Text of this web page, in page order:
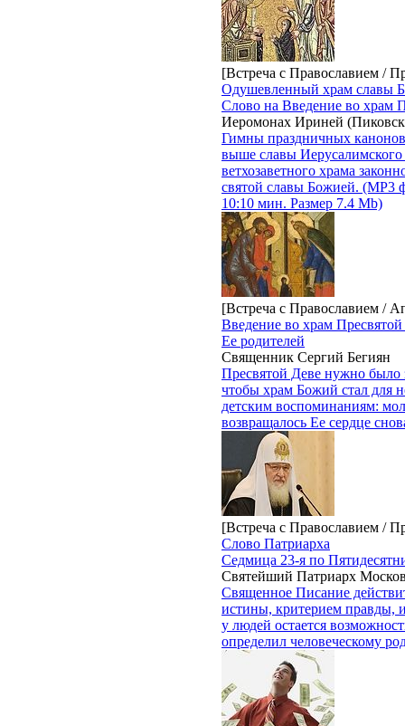
[Встреча с Православием /
Одушевленный храм славы
Слово на Введение во храм
Иеромонах Ириней
Гимны праздничных
выше славы
ветхозаветного храма
святой славы Божией. (MP3
10:10 мин. Размер 7.4 Mb)
[Встреча с Православием /
Введение во храм
Ее родителей
Священник Сергий Бегиян
Пресвятой Деве нужно было
чтобы храм Божий стал для
детским воспоминаниям:
возвращалось Ее сердце
[Встреча с Православием /
Слово Патриарха
Седмица 23-я по
Святейший Патриарх
Священное Писание
истины, критерием правды,
у людей остается
определил человеческому